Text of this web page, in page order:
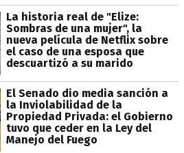
La historia real de "Elize:
Sombras de una mujer", la
nueva película de Netflix sobre
el caso de una esposa que
descuartizó a su marido
El Senado dio media sanción a
la Inviolabilidad de la
Propiedad Privada: el Gobierno
tuvo que ceder en la Ley del
Manejo del Fuego